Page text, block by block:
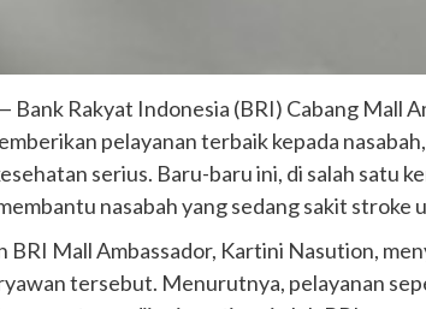
Bank Rakyat Indonesia (BRI) Cabang Mall
pelayanan terbaik kepada
serius. Baru-baru ini, di salah satu
nasabah yang sedang sakit stroke
BRI Mall Ambassador, Kartini Nasution,
tersebut. Menurutnya, pelayanan